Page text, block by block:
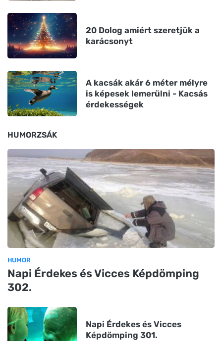
20 Dolog amiért szeretjük a
karácsonyt
A kacsák akár 6 méter mélyre
is képesek lemerülni - Kacsás
érdekességek
HUMORZSÁK
HUMOR
Napi Érdekes és Vicces Képdömping
302.
Napi Érdekes és Vicces
Képdömping 301.